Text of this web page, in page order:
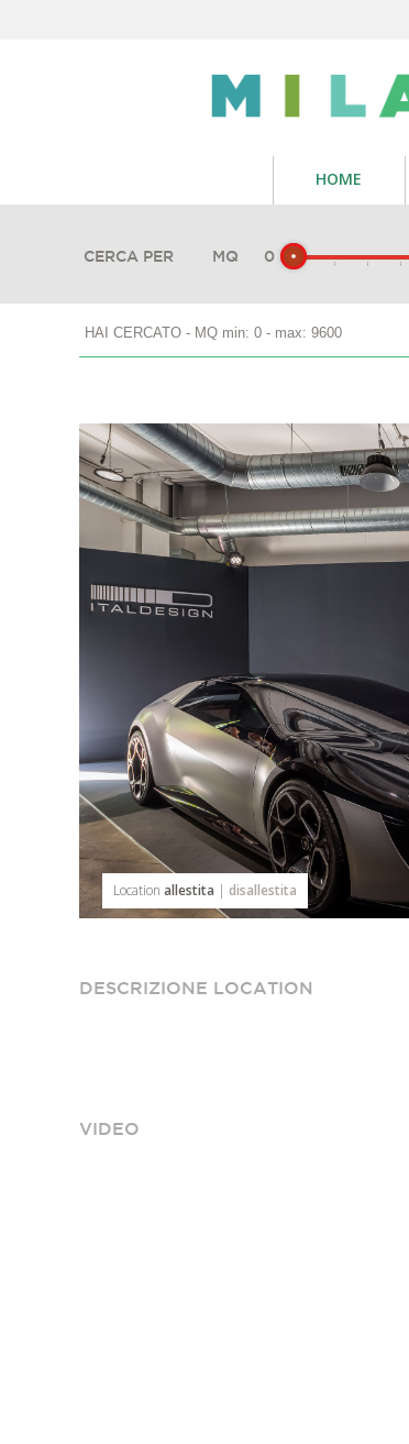
HOME
CERCA PER MQ 0
HAI CERCATO - MQ min: 0 - max: 9600
Location allestita | disallestita
DESCRIZIONE LOCATION
VIDEO